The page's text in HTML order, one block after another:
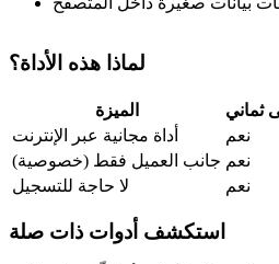
لماذا هذه الأداة؟
الميزة ثماني
أداة مجانية عبر الإنترنت
نعم
جانب العميل فقط (خصوصية) نعم
لا حاجة للتسجيل
نعم
استكشف أدوات ذات صلة